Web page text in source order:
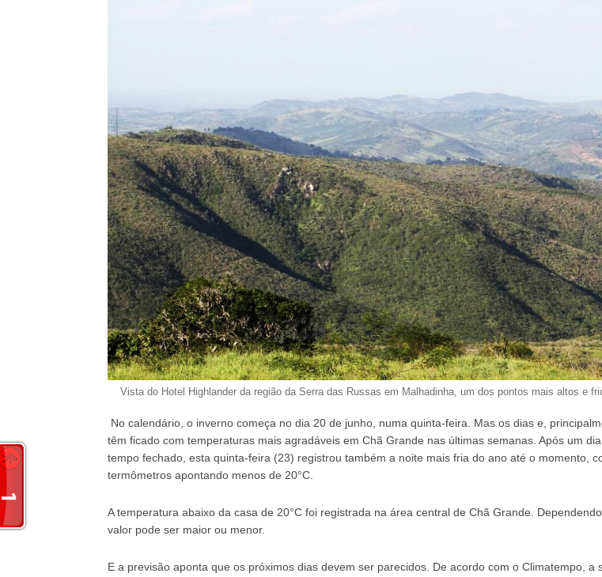
Vista do Hotel Highlander da região da Serra das Russas em Malhadinha, um dos pontos mais altos e
No calendário, o inverno começa no dia 20 de junho, numa quinta-feira. Mas os dias e,
têm ficado com temperaturas mais agradáveis em Chã Grande nas últimas semanas. Após um
tempo fechado, esta quinta-feira (23) registrou também a noite mais fria do ano até o momento,
termômetros apontando menos de 20°C.
A temperatura abaixo da casa de 20°C foi registrada na área central de Chã Grande.
valor pode ser maior ou menor.
E a previsão aponta que os próximos dias devem ser parecidos. De acordo com o Climatempo, a